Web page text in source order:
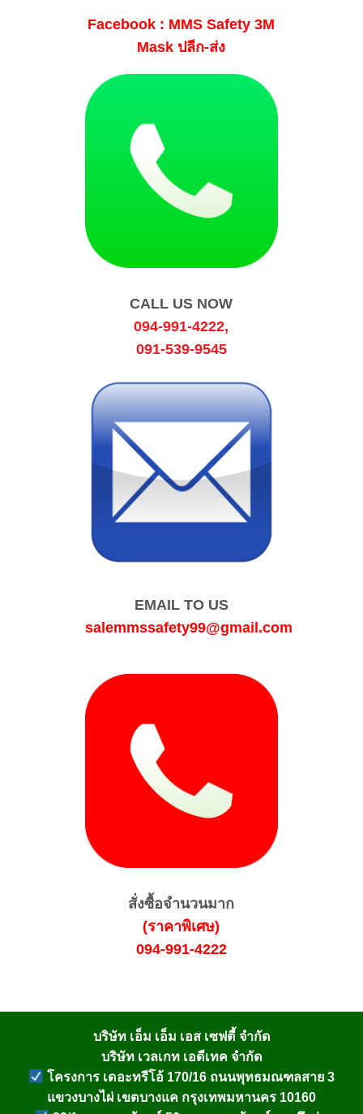
Facebook : MMS Safety 3M
Mask ปลีก-ส่ง
CALL US NOW
094-991-4222,
091-539-9545
EMAIL TO US
salemmssafety99@gmail.com
สั่งซื้อจำนวนมาก
(ราคาพิเศษ)
094-991-4222
บริษัท เอ็ม เอ็ม เอส เซฟตี้ จำกัด
บริษัท เวลเกท เอดีเทค จำกัด
โครงการ เดอะทรีโอ้ 170/16 ถนนพุทธมณฑลสาย 3
แขวงบางไผ่ เขตบางแค กรุงเทพมหานคร 10160